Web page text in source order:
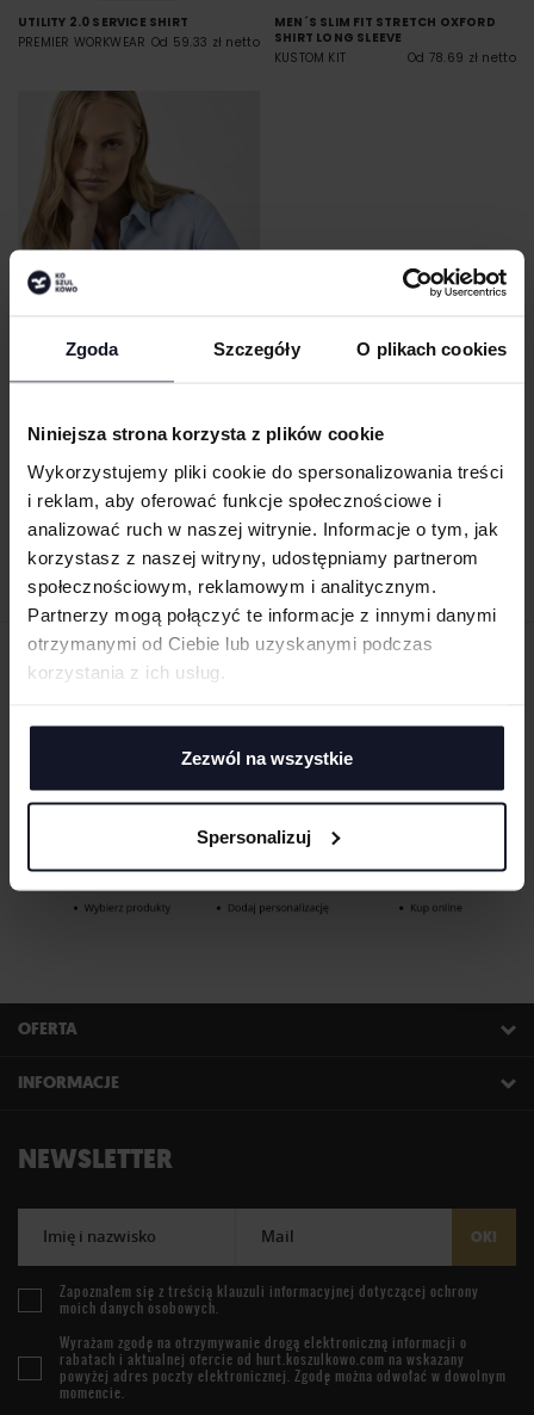
Zgoda Szczegóły O plikach cookies
Niniejsza strona korzysta z plików cookie
Wykorzystujemy pliki cookie do spersonalizowania treści
i reklam, aby oferować funkcje społecznościowe i
analizować ruch w naszej witrynie. Informacje o tym, jak
korzystasz z naszej witryny, udostępniamy partnerom
społecznościowym, reklamowym i analitycznym.
Partnerzy mogą połączyć te informacje z innymi danymi
otrzymanymi od Ciebie lub uzyskanymi podczas
korzystania z ich usług.
Zezwól na wszystkie
Spersonalizuj
UTILITY 2.0 SERVICE SHIRT
PREMIER WORKWEAR Od 59.33 zł netto
MEN´S SLIM FIT STRETCH OXFORD
SHIRT LONG SLEEVE
KUSTOM KIT
Od 78.69 zł netto
WOMEN´S TAILORED FIT STRETCH
OXFORD SHIRT LONG SLEEVE
ZAMÓW PRODUKTY ZE ZNAKOWANIEM
OFERTA
INFORMACJE
NEWSLETTER
Imię i nazwisko Mail OK!
Zapoznałem się z treścią klauzuli informacyjnej dotyczącej ochrony
moich danych osobowych.
Wyrażam zgodę na otrzymywanie drogą elektroniczną informacji o
rabatach i aktualnej ofercie od hurt.koszulkowo.com na wskazany
powyżej adres poczty elektronicznej. Zgodę można odwołać w dowolnym
momencie.